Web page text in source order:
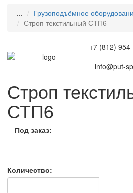
...
Грузоподъёмное
Строп текстильный СТП6
+7 (812)
info@put-
Строп
СТП6
Под заказ:
Количество: